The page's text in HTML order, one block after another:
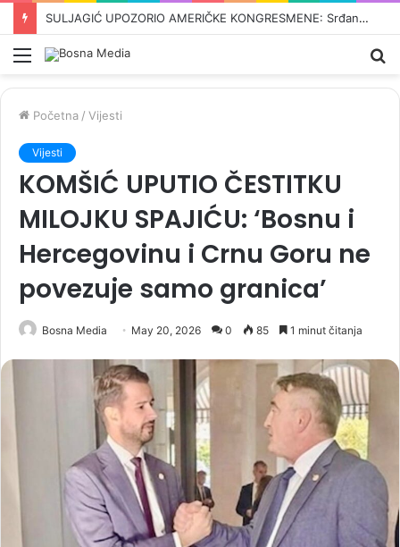
ODBROJAVANJE U REPUBLICI SRPSKOJ: Crnadak najavljuje pad režima –„Nije normalno da se u 21. vijeku pravi proslava kad dođe…“
Meni
Početna / Vijesti
Vijesti
KOMŠIĆ UPUTIO ČESTITKU
MILOJKU SPAJIĆU: ‘Bosnu i
Hercegovinu i Crnu Goru ne
povezuje samo granica’
Bosna Media May 20, 2026 0 85 1 minut čitanja